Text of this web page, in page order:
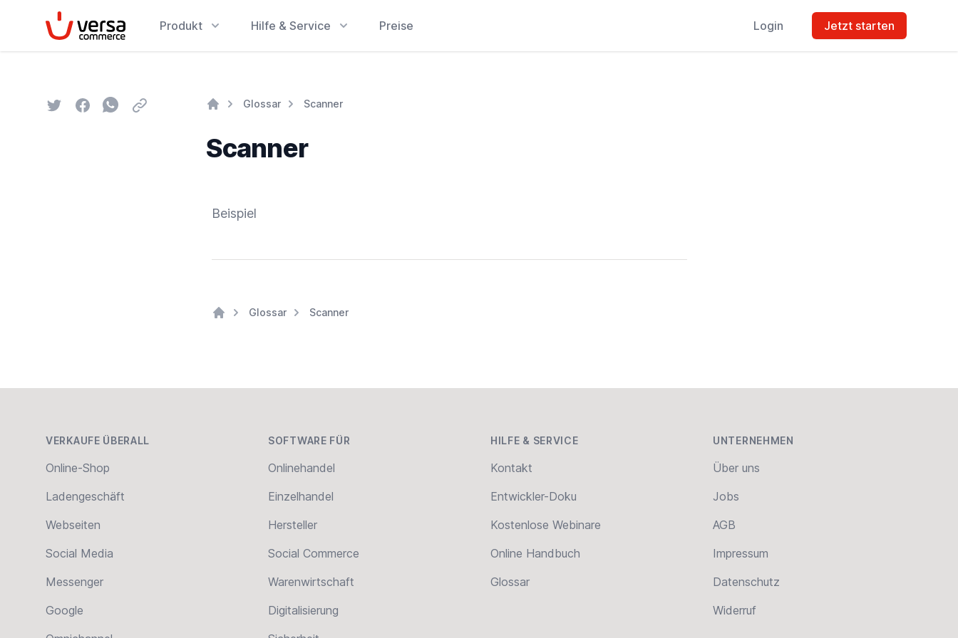
VersaCommerce Produkt Hilfe & Service Preise Login Jetzt starten
TwitterFacebookWhatsapp
Email Glossar Scanner
Scanner
Beispiel
Glossar Scanner
VERKAUFE ÜBERALL
Online-Shop
Ladengeschäft
Webseiten
Social Media
Messenger
Google
SOFTWARE FÜR
Onlinehandel
Einzelhandel
Hersteller
Social Commerce
Warenwirtschaft
Digitalisierung
HILFE & SERVICE
Kontakt
Entwickler-Doku
Kostenlose Webinare
Online Handbuch
Glossar
UNTERNEHMEN
Über uns
Jobs
AGB
Impressum
Datenschutz
Widerruf